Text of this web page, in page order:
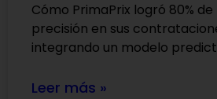
Cómo PrimaPrix logró 80% de
precisión en sus
integrando un modelo
Leer más »